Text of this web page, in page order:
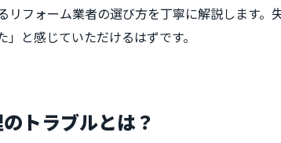
フォーム業者の選び方を丁寧に解説します。
と感じていただけるはずです。
トラブルとは？